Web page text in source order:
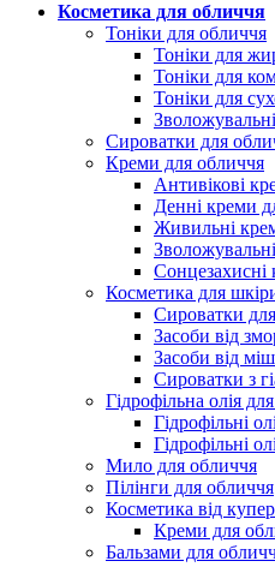
Косметика для обличчя
Тоніки для обличчя
Тоніки для
Тоніки для
Тоніки для
Сироватки для
Креми для обличчя
Антивікові
Денні креми
Живильні
Сонцезахисні
Косметика для
Сироватки
Засоби від
Засоби від
Сироватки з
Гідрофільна олія
Гідрофільні
Гідрофільні
Мило для обличчя
Пілінги для обличчя
Косметика від
Креми для
Бальзами для